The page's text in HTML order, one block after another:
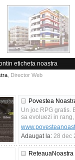
eticheta noastra
Director Web
Povestea
Un joc RPG gratis.
sa evoluezi in
Adaugat la: 28 dec
ReteauaNoastra